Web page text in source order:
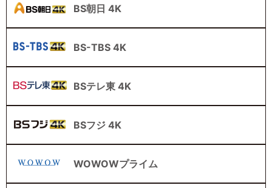
BS朝日 4K
BS-TBS 4K
BSテレ東 4K
BSフジ 4K
WOWOWプライム